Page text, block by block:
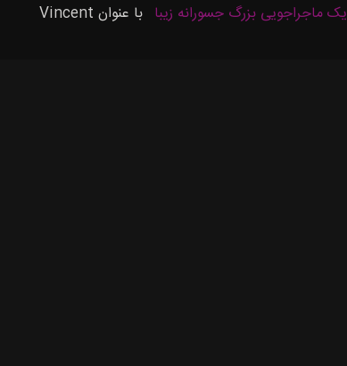
یک ماجراجویی بزرگ جسورانه زیبا با عنوان Vincent